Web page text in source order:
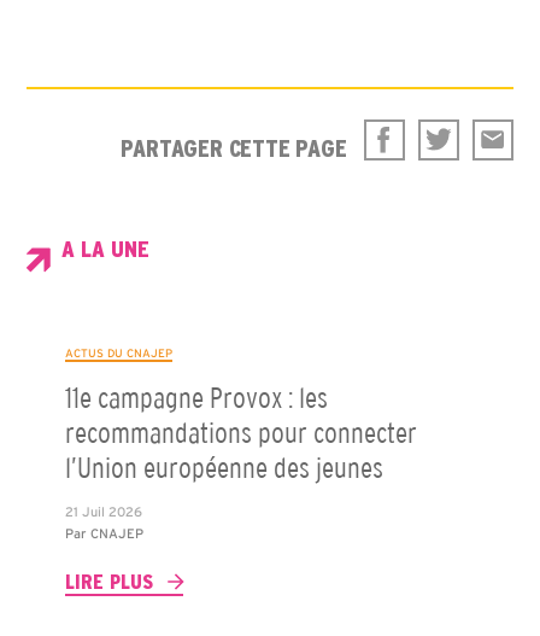
PARTAGER CETTE PAGE
A LA UNE
ACTUS DU CNAJEP
11e campagne Provox : les
recommandations pour connecter
l’Union européenne des jeunes
21 Juil 2026
Par CNAJEP
LIRE PLUS